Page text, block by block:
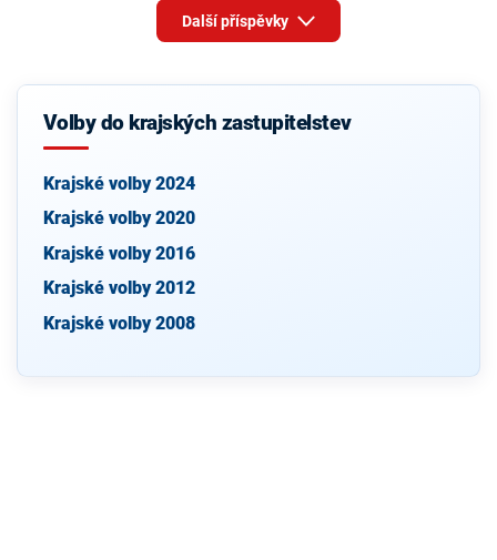
Další příspěvky
Volby do krajských zastupitelstev
Krajské volby 2024
Krajské volby 2020
Krajské volby 2016
Krajské volby 2012
Krajské volby 2008